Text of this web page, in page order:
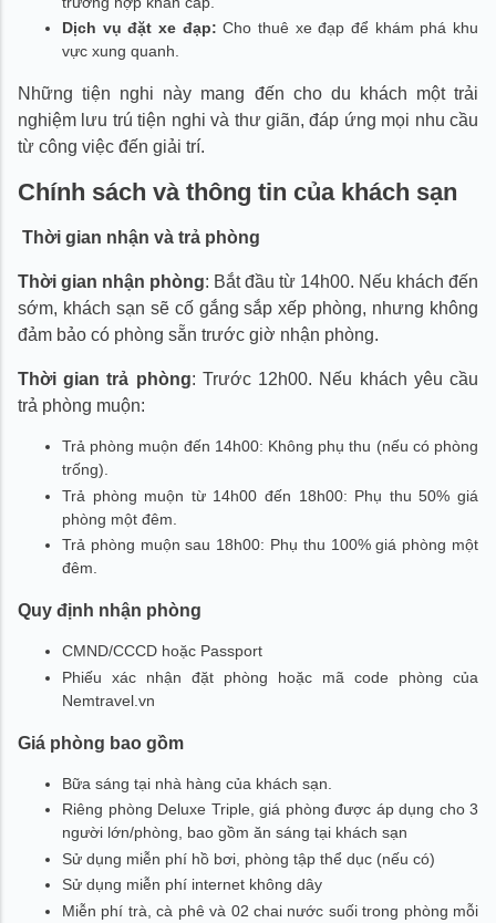
Dịch vụ đặt xe đạp: Cho thuê xe đạp để khám phá khu
vực xung quanh.
Những tiện nghi này mang đến cho du khách một trải
nghiệm lưu trú tiện nghi và thư giãn, đáp ứng mọi nhu cầu
từ công việc đến giải trí.
Chính sách và thông tin của khách sạn
Thời gian nhận và trả phòng
Thời gian nhận phòng: Bắt đầu từ 14h00. Nếu khách đến
sớm, khách sạn sẽ cố gắng sắp xếp phòng, nhưng không
đảm bảo có phòng sẵn trước giờ nhận phòng.
Thời gian trả phòng: Trước 12h00. Nếu khách yêu cầu
trả phòng muộn:
Trả phòng muộn đến 14h00: Không phụ thu (nếu có phòng
trống).
Trả phòng muộn từ 14h00 đến 18h00: Phụ thu 50% giá
phòng một đêm.
Trả phòng muộn sau 18h00: Phụ thu 100% giá phòng một
đêm.
Quy định nhận phòng
CMND/CCCD hoặc Passport
Phiếu xác nhận đặt phòng hoặc mã code phòng của
Nemtravel.vn
Giá phòng bao gồm
Bữa sáng tại nhà hàng của khách sạn.
Riêng phòng Deluxe Triple, giá phòng được áp dụng cho 3
người lớn/phòng, bao gồm ăn sáng tại khách sạn
Sử dụng miễn phí hồ bơi, phòng tập thể dục (nếu có)
Sử dụng miễn phí internet không dây
Miễn phí trà, cà phê và 02 chai nước suối trong phòng mỗi